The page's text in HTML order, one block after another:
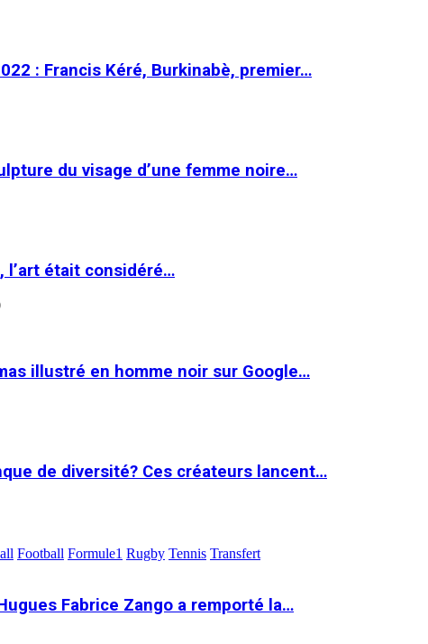
: Francis Kéré, Burkinabè, premier…
du visage d’une femme noire…
l’art était considéré…
illustré en homme noir sur Google…
de diversité? Ces créateurs lancent…
Football Formule1 Rugby Tennis Transfert
Fabrice Zango a remporté la…